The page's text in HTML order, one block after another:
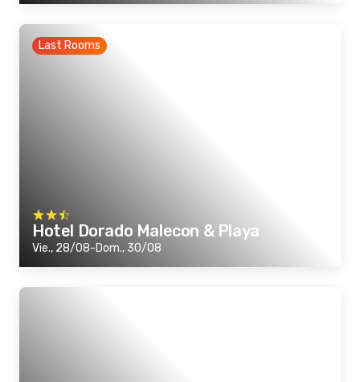
Last Rooms
Hotel Dorado Malecon & Playa
Vie., 28/08-Dom., 30/08